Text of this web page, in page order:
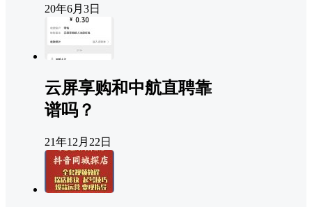
20年6月3日
云屏享购和中航直聘靠
谱吗？
21年12月22日